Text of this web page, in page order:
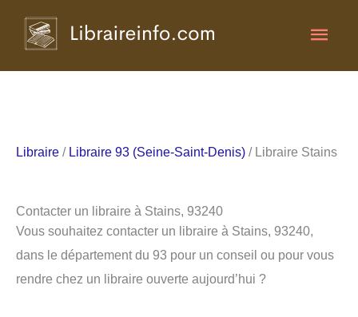
Libraire / Libraire 93 (Seine-Saint-Denis) / Libraire Stains
Contacter un libraire à Stains, 93240
Vous souhaitez contacter un libraire à Stains, 93240,
dans le département du 93 pour un conseil ou pour vous
rendre chez un libraire ouverte aujourd’hui ?